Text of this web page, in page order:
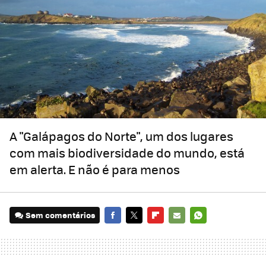
A "Galápagos do Norte", um dos lugares
com mais biodiversidade do mundo, está
em alerta. E não é para menos
Sem comentários
MAIL